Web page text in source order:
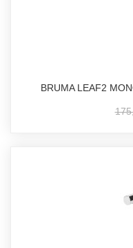
BRUMA LEAF2